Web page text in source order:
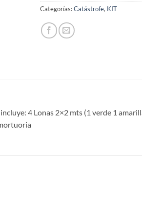
Categorías:Catástrofe, KIT
4 Lonas 2×2 mts (1 verde 1